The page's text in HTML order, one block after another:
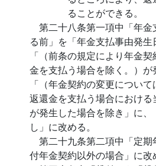
ることができる。
第二十八条第一項中「年
る前」を「年金支払事由発生
「（前条の規定により年金
金を支払う場合を除く。）
「（年金契約の変更につい
返還金を支払う場合における
が発生した場合を除き」に
し」に改める。
第二十九条第二項中「定
付年金契約以外の場合」に改